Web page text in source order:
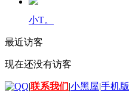
小T。
最近访客
现在还没有访客
|联系我们|小黑屋|手机版